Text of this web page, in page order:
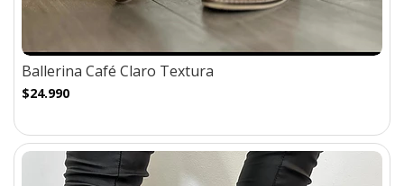
Ballerina Café Claro Textura
$24.990